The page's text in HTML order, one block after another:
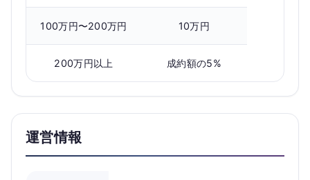
100万円〜200万円 10万円
200万円以上 成約額の5%
運営情報